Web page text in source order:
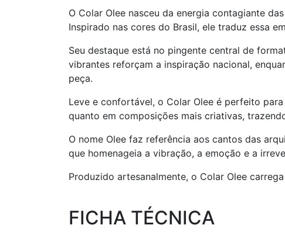
O Colar Olee nasceu da energia contagiante
Inspirado nas cores do Brasil, ele traduz essa
Seu destaque está no pingente central de
vibrantes reforçam a inspiração nacional,
peça.
Leve e confortável, o Colar Olee é perfeito
quanto em composições mais criativas,
O nome Olee faz referência aos cantos das
que homenageia a vibração, a emoção e a
Produzido artesanalmente, o Colar Olee
FICHA TÉCNICA